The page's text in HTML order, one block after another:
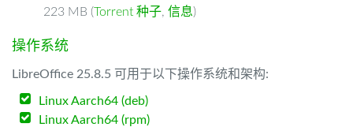
223 MB (Torrent 种子, 信息)
操作系统
LibreOffice 25.8.5 可用于以下操作系统和架构:
Linux Aarch64 (deb)
Linux Aarch64 (rpm)